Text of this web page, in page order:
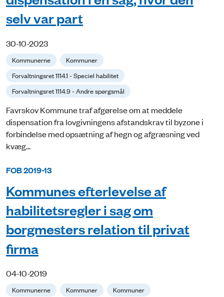
selv var part
30-10-2023
Kommunerne
Kommuner
Forvaltningsret 1114.1 - Speciel habilitet
Forvaltningsret 1114.9 - Andre spørgsmål
Favrskov Kommune traf afgørelse om at meddele
dispensation fra lovgivningens afstandskrav til byzone i
forbindelse med opsætning af hegn og afgræsning ved
kvæg...
FOB 2019-13
Kommunes efterlevelse af
habilitetsregler i sag om
borgmesters relation til privat
firma
04-10-2019
Kommunerne Kommuner
Kommuner